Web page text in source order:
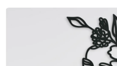
Produktbewertung